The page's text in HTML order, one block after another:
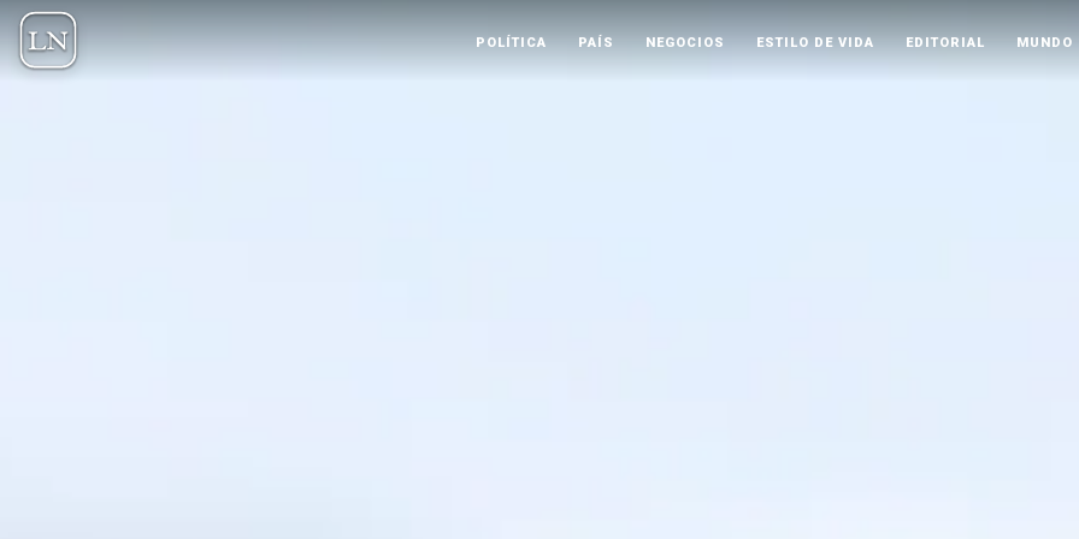
POLÍTICA PAÍS NEGOCIOS ESTILO DE VIDA EDITORIAL MUNDO